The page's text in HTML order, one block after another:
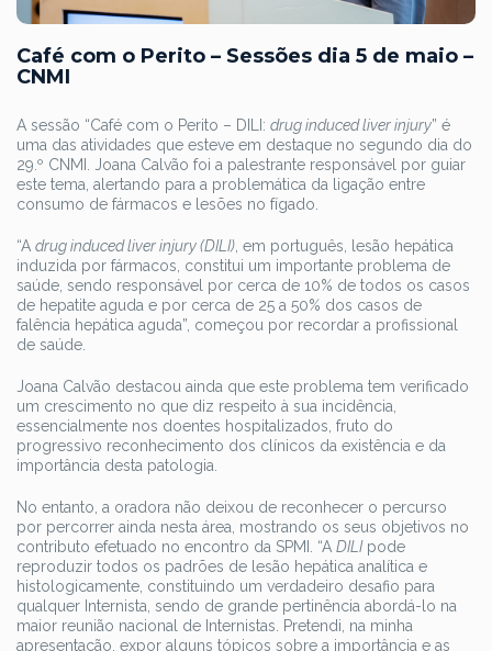
Café com o Perito – Sessões dia 5 de maio –
CNMI
A sessão “Café com o Perito – DILI: drug induced liver injury” é
uma das atividades que esteve em destaque no segundo dia do
29.º CNMI. Joana Calvão foi a palestrante responsável por guiar
este tema, alertando para a problemática da ligação entre
consumo de fármacos e lesões no fígado.
“A drug induced liver injury (DILI) , em português, lesão hepática
induzida por fármacos, constitui um importante problema de
saúde, sendo responsável por cerca de 10% de todos os casos
de hepatite aguda e por cerca de 25 a 50% dos casos de
falência hepática aguda”, começou por recordar a profissional
de saúde.
Joana Calvão destacou ainda que este problema tem verificado
um crescimento no que diz respeito à sua incidência,
essencialmente nos doentes hospitalizados, fruto do
progressivo reconhecimento dos clínicos da existência e da
importância desta patologia.
No entanto, a oradora não deixou de reconhecer o percurso
por percorrer ainda nesta área, mostrando os seus objetivos no
contributo efetuado no encontro da SPMI. “A DILIpode
reproduzir todos os padrões de lesão hepática analítica e
histologicamente, constituindo um verdadeiro desafio para
qualquer Internista, sendo de grande pertinência abordá-lo na
maior reunião nacional de Internistas. Pretendi, na minha
apresentação, expor alguns tópicos sobre a importância e as